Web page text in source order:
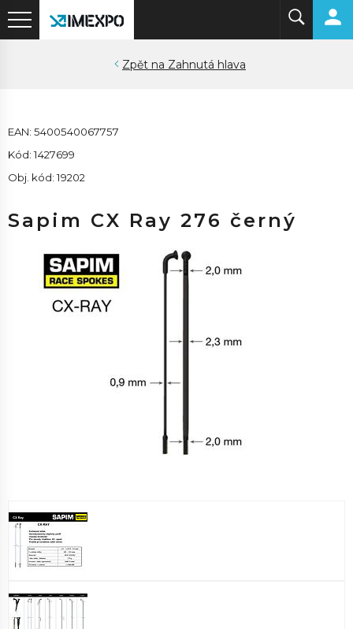
Zahnutá hlava
EAN: 5400540067757
Kód: 1427699
Obj. kód: 19202
Sapim CX Ray 276 černý